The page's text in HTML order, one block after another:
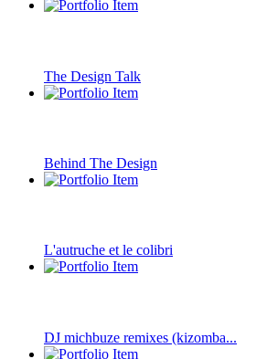
The Design Talk
Behind The Design
L'autruche et le colibri
DJ michbuze remixes (kizomba...